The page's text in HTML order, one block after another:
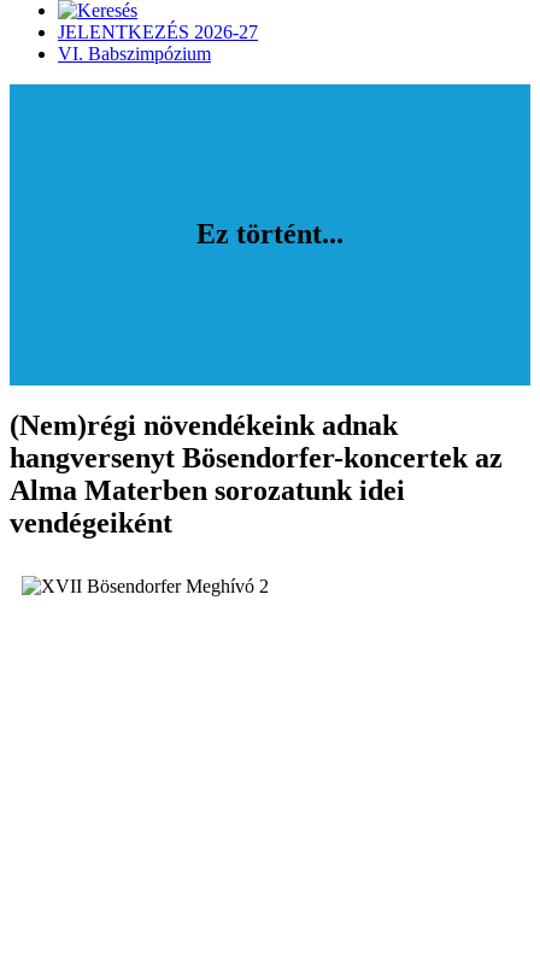
JELENTKEZÉS 2026-27
VI. Babszimpózium
Ez történt...
(Nem)régi növendékeink adnak
hangversenyt Bösendorfer-koncertek az
Alma Materben sorozatunk idei
vendégeiként